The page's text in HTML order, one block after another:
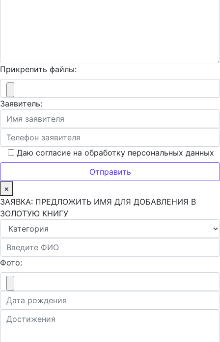
Прикрепить файлы:
Заявитель:
Даю согласие на обработку персональных данных
×
ЗАЯВКА: ПРЕДЛОЖИТЬ ИМЯ ДЛЯ ДОБАВЛЕНИЯ В
ЗОЛОТУЮ КНИГУ
Фото: